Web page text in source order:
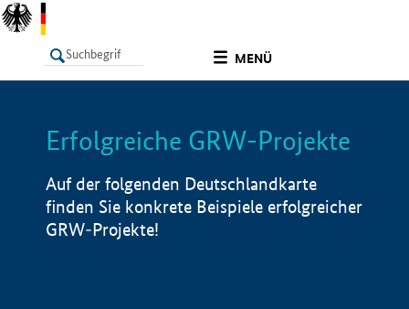
MENÜ
LISTE Info
Erfolgreiche GRW-Projekte
Auf der folgenden Deutschlandkarte
finden Sie konkrete Beispiele erfolgreicher
GRW-Projekte!